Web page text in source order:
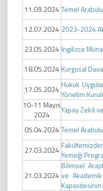
11.09.2024 Temel
12.07.2024 2023-2024
23.05.2024 İngilizce
18.05.2024 Kurgusal Dava
17.05.2024 Hukuk
Yönetim
10-11 Mayıs
2024
Yapay Zekâ
05.04.2024 Temel
27.03.2024 Yemeği
21.03.2024
Bilimsel
ve